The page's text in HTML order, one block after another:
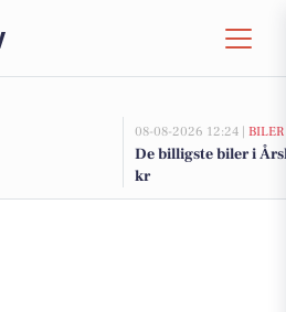
08-08-2026 12:24 | BILER
De billigste biler i
kr